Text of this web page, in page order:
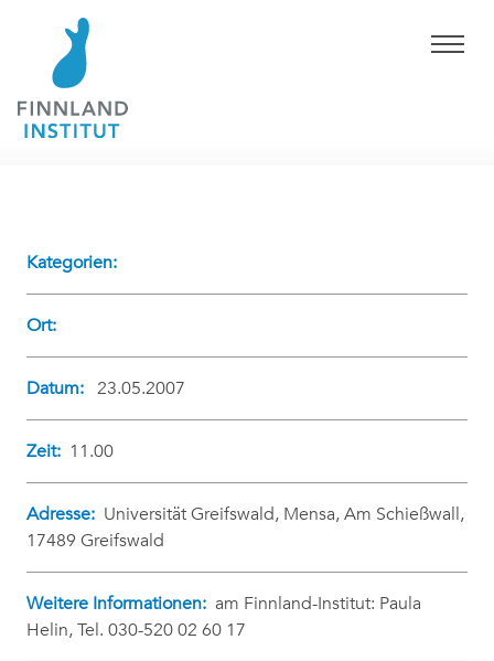
Kategorien:
Ort:
Datum: 23.05.2007
Zeit: 11.00
Adresse: Universität Greifswald, Mensa, Am Schießwall,
17489 Greifswald
Weitere Informationen: am Finnland-Institut: Paula
Helin, Tel. 030-520 02 60 17